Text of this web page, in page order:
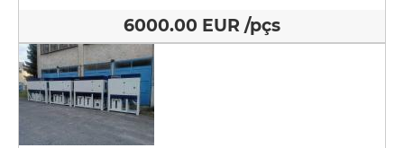
6000.00 EUR /pçs